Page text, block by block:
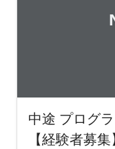
中途 プログ
【経験者募集